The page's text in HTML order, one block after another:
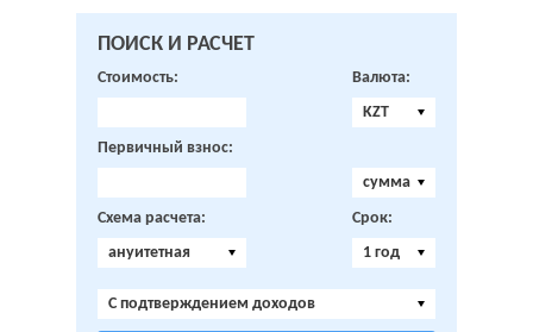
ПОИСК И РАСЧЕТ
Стоимость:
Валюта:
KZT
Первичный взнос:
сумма
Схема расчета:
ануитетная
Срок:
1 год
C подтверждением доходов